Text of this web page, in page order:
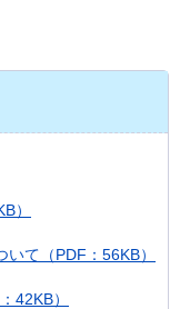
）
いて（PDF：56KB）
42KB）